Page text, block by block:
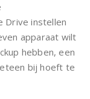
Drive instellen
apparaat wilt
hebben, een
bij hoeft te